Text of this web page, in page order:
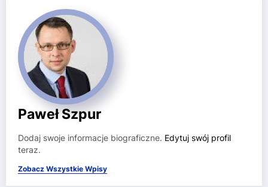
Paweł Szpur
Dodaj swoje informacje biograficzne. Edytuj swój profil
teraz.
Zobacz Wszystkie Wpisy